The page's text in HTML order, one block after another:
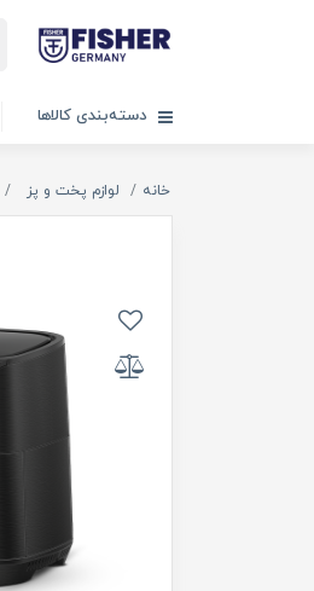
دسته‌بندی کالاها
خانه لوازم پخت و پز